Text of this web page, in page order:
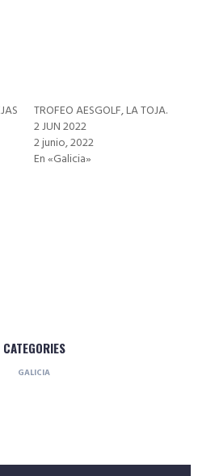
TROFEO AESGOLF, LA TOJA.
2 JUN 2022
2 junio, 2022
En «Galicia»
CATEGORIES
GALICIA